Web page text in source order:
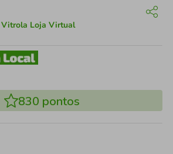
Vitrola Loja Virtual
830 pontos